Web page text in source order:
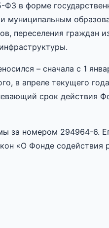
в форме
муниципальным
переселения граждан
– сначала с 1
в апреле текущего
срок действия
за номером 294964-6.
«О Фонде